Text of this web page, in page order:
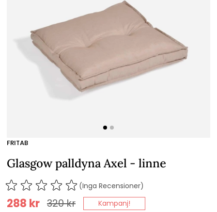
FRITAB
Glasgow palldyna Axel - linne
(Inga Recensioner)
320kr
288 kr Kampanj!